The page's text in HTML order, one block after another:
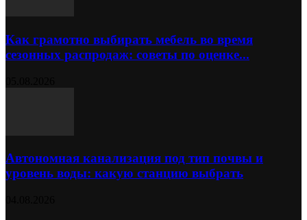
Как грамотно выбирать мебель во время
сезонных распродаж: советы по оценке...
Автономная канализация под тип почвы и
уровень воды: какую станцию выбрать